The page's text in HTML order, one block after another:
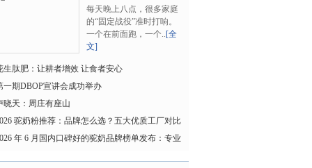
充，哈药钙铁锌..
每天晚上八点，很多家庭
的“固定战役”准时打响。
一个在前面跑，一个..[全
文]
生肽肥：让耕者增效 让食者安心
一期DBOP宣讲会成功举办
晓天：周庄有座山
驼奶粉推荐：品牌怎么选？五大优质工厂对比
购避坑指南
年 6 月国内口碑好的驼奶品牌榜单发布：专业